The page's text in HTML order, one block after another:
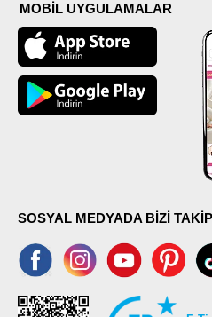
MOBİL UYGULAMALAR
SOSYAL MEDYADA BİZİ